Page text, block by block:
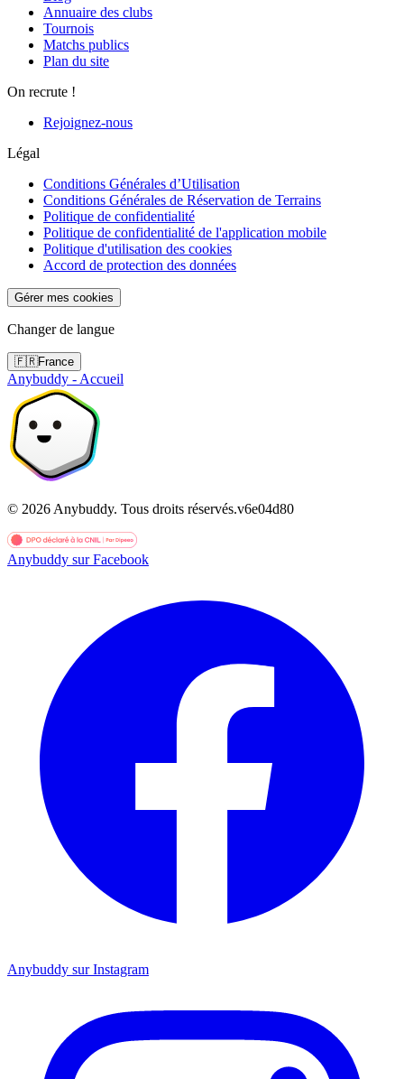
Annuaire des clubs
Tournois
Matchs publics
Plan du site
On recrute !
Rejoignez-nous
Légal
Conditions Générales d’Utilisation
Conditions Générales de Réservation de Terrains
Politique de confidentialité
Politique de confidentialité de l'application mobile
Politique d'utilisation des cookies
Accord de protection des données
Gérer mes cookies
Changer de langue
🇫🇷France
Anybuddy - Accueil
© 2026 Anybuddy. Tous droits réservés.v6e04d80
Anybuddy sur Facebook
Anybuddy sur Instagram